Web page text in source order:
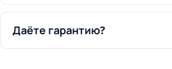
Даёте гарантию?